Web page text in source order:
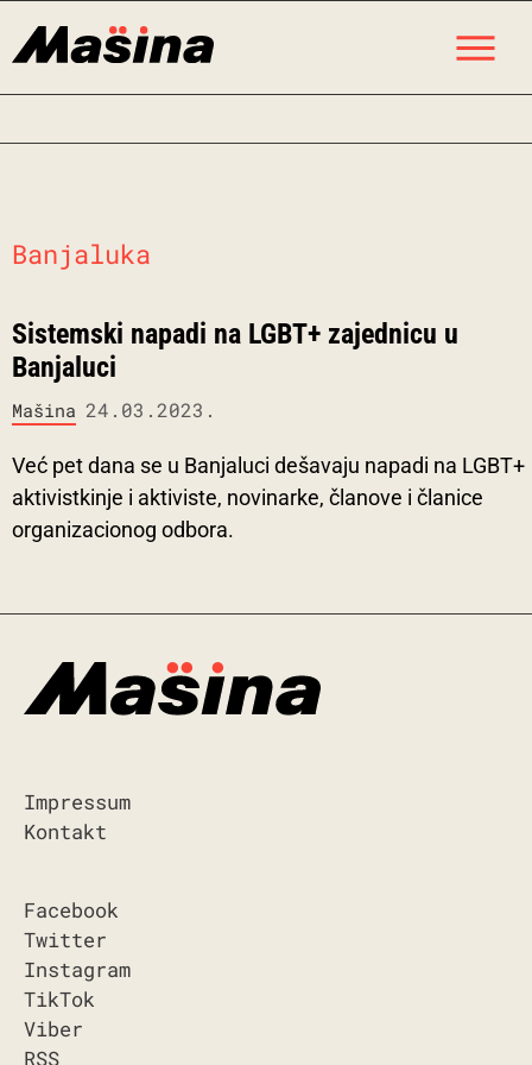
Banjaluka
Sistemski napadi na LGBT+ zajednicu u
Banjaluci
Mašina 24.03.2023.
Već pet dana se u Banjaluci dešavaju napadi na LGBT+
aktivistkinje i aktiviste, novinarke, članove i članice
organizacionog odbora.
Impressum
Kontakt
Facebook
Twitter
Instagram
TikTok
Viber
RSS